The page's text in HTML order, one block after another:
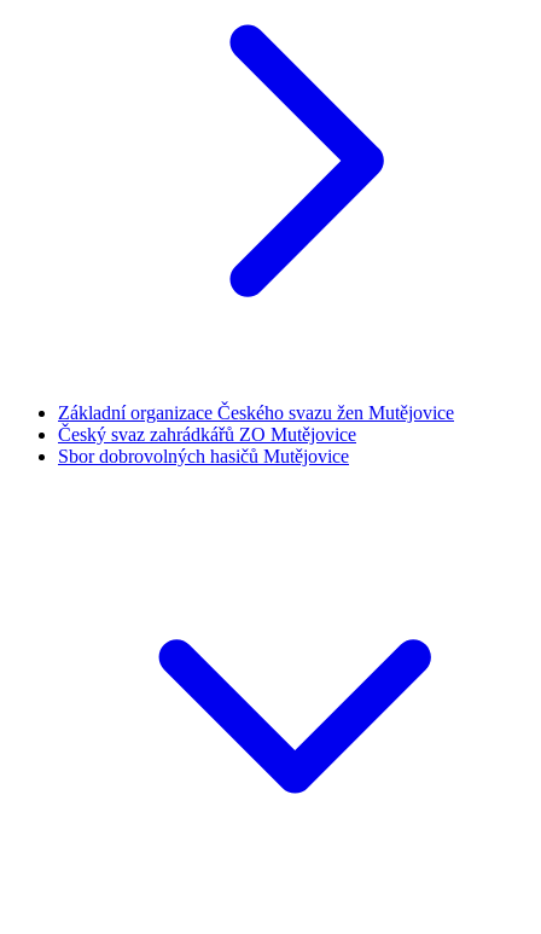
Základní organizace Českého svazu žen Mutějovice
Český svaz zahrádkářů ZO Mutějovice
Sbor dobrovolných hasičů Mutějovice